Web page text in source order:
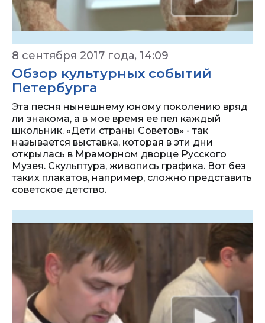
8 сентября 2017 года, 14:09
Обзор культурных событий
Петербурга
Эта песня нынешнему юному поколению вряд
ли знакома, а в мое время ее пел каждый
школьник. «Дети страны Советов» - так
называется выставка, которая в эти дни
открылась в Мраморном дворце Русского
Музея. Скульптура, живопись графика. Вот без
таких плакатов, например, сложно представить
советское детство.